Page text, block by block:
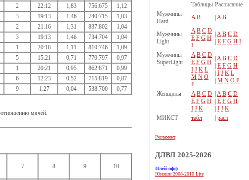
2 22:12 1,83 756:675
1,12
3 19:13 1,46 740:715
1,03
2 21:16 1,31 837:802
1,04
3 19:13 1,46 734:704
1,04
1 20:18 1,11 810:746
1,09
5 15:21 0,71 770:797
0,97
1 20:21 0,95 862:871
0,99
6 12:23 0,52 715:819
0,87
9 1:27 0,04 538:700 0,77
мячей.
7 8 9 10
Таблицы Расписание
Мужчины
Hard
A B |A B
Мужчины
Light
A B C D
E F G H
I
|A B C D
| E F G H I
Мужчины
SuperLight
A B C D
E F G H
I J K L
M N O
P
|A B C D
| E F G H
| I J K L
| M N O P
Женщины
A B C D
E F G H
I J K
|A B C D
| E F G H
| I J K
МИКСТ
табл | расп
Регламент
ДЛВЛ 2025-2026
Плей-офф
Юноши 2008-2010 Lite